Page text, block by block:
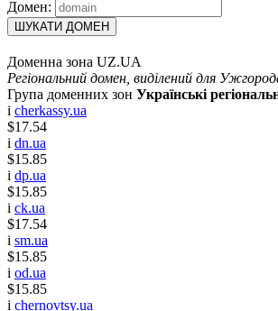
Домен:
ШУКАТИ ДОМЕН
Доменна зона UZ.UA
Регіональний домен, виділений для
Група доменних зон Українські
i cherkassy.ua
$17.54
i dn.ua
$15.85
i dp.ua
$15.85
i ck.ua
$17.54
i sm.ua
$15.85
i od.ua
$15.85
i chernovtsy.ua